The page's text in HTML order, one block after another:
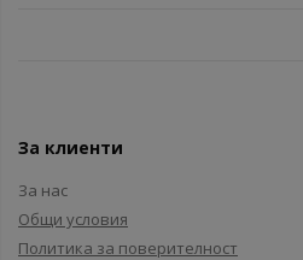
За клиенти
За нас
Общи условия
Политика за поверителност